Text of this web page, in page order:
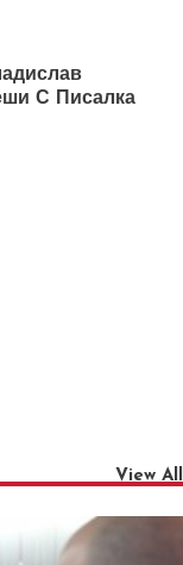
С Писалка
View All